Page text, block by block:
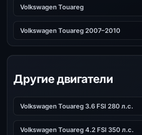
Volkswagen Touareg
Volkswagen Touareg 2007–2010
Другие двигатели
Volkswagen Touareg 3.6 FSI 280 л.с.
Volkswagen Touareg 4.2 FSI 350 л.с.